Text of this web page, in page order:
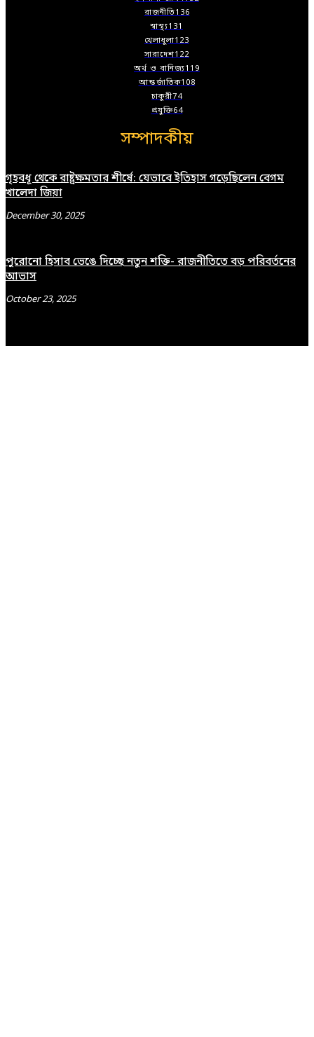
রাজনীতি136
স্বাস্থ্য131
খেলাধুলা123
সারাদেশ122
অর্থ ও বানিজ্য119
আন্তর্জাতিক108
চাকুরী74
প্রযুক্তি64
সম্পাদকীয়
গৃহবধূ থেকে রাষ্ট্রক্ষমতার শীর্ষে: যেভাবে ইতিহাস গড়েছিলেন বেগম
খালেদা জিয়া
December 30, 2025
পুরোনো হিসাব ভেঙে দিচ্ছে নতুন শক্তি- রাজনীতিতে বড় পরিবর্তনের
আভাস
October 23, 2025